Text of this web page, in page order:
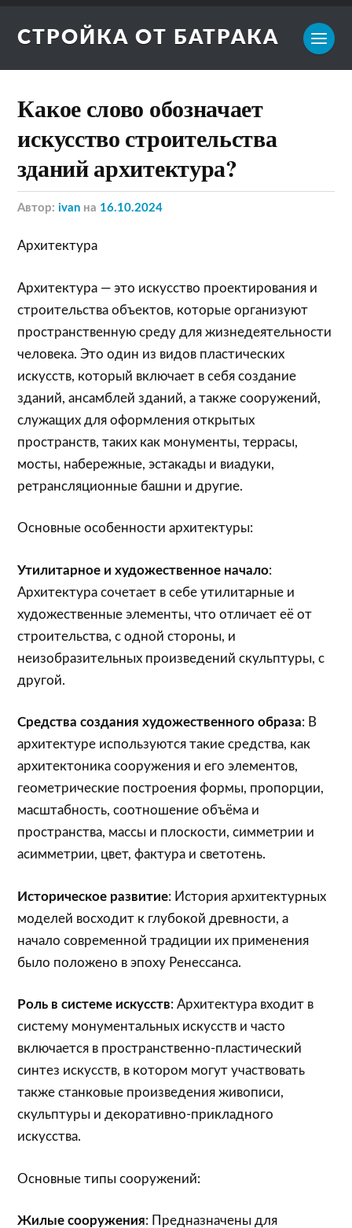
СТРОЙКА ОТ БАТРАКА
Какое слово обозначает
искусство строительства
зданий архитектура?
Автор:ivan на 16.10.2024
Архитектура
Архитектура — это искусство проектирования и
строительства объектов, которые организуют
пространственную среду для жизнедеятельности
человека. Это один из видов пластических
искусств, который включает в себя создание
зданий, ансамблей зданий, а также сооружений,
служащих для оформления открытых
пространств, таких как монументы, террасы,
мосты, набережные, эстакады и виадуки,
ретрансляционные башни и другие.
Основные особенности архитектуры:
Утилитарное и художественное начало:
Архитектура сочетает в себе утилитарные и
художественные элементы, что отличает её от
строительства, с одной стороны, и
неизобразительных произведений скульптуры, с
другой.
Средства создания художественного образа: В
архитектуре используются такие средства, как
архитектоника сооружения и его элементов,
геометрические построения формы, пропорции,
масштабность, соотношение объёма и
пространства, массы и плоскости, симметрии и
асимметрии, цвет, фактура и светотень.
Историческое развитие: История архитектурных
моделей восходит к глубокой древности, а
начало современной традиции их применения
было положено в эпоху Ренессанса.
Роль в системе искусств: Архитектура входит в
систему монументальных искусств и часто
включается в пространственно-пластический
синтез искусств, в котором могут участвовать
также станковые произведения живописи,
скульптуры и декоративно-прикладного
искусства.
Основные типы сооружений:
Жилые сооружения: Предназначены для